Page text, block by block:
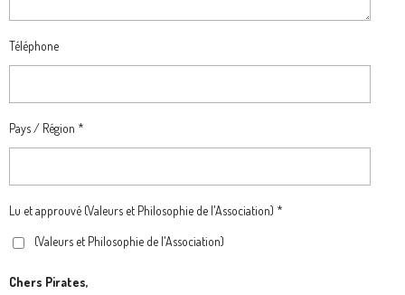
Téléphone
Pays / Région *
Lu et approuvé (Valeurs et Philosophie de l'Association) *
(Valeurs et Philosophie de l'Association)
Chers Pirates,